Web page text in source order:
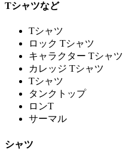
Tシャツなど
Tシャツ
ロック Tシャツ
キャラクター Tシャツ
カレッジ Tシャツ
Tシャツ
タンクトップ
ロンT
サーマル
シャツ